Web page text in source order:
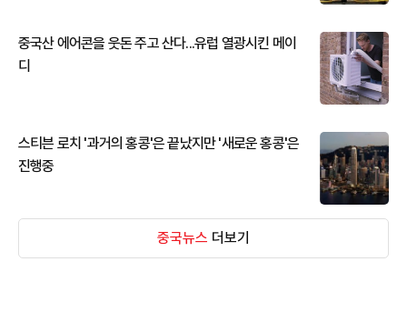
중국산 에어콘을 웃돈 주고 산다...유럽 열광시킨 메이
디
스티븐 로치 '과거의 홍콩'은 끝났지만 '새로운 홍콩'은
진행중
중국뉴스 더보기